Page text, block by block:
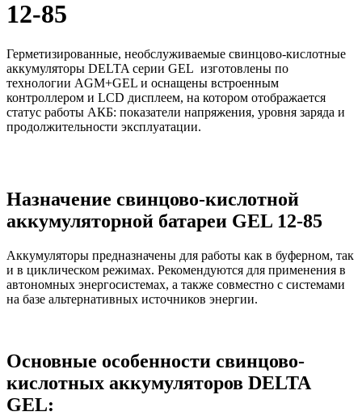
12-85
Герметизированные, необслуживаемые свинцово-кислотные
аккумуляторы DELTA серии GEL изготовлены по
технологии AGM+GEL и оснащены встроенным
контроллером и LCD дисплеем, на котором отображается
статус работы АКБ: показатели напряжения, уровня заряда и
продолжительности эксплуатации.
Назначение свинцово-кислотной
аккумуляторной батареи GEL 12-85
Аккумуляторы предназначены для работы как в буферном, так
и в циклическом режимах. Рекомендуются для применения в
автономных энергосистемах, а также совместно с системами
на базе альтернативных источников энергии.
Основные особенности свинцово-
кислотных аккумуляторов DELTA
GEL: